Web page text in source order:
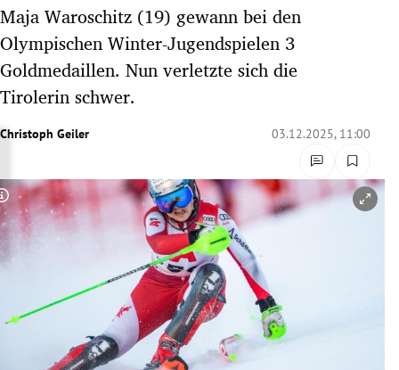
Untermenü
Untermenü
Untermenü
Untermenü
Untermenü
Untermenü
Untermenü
Maja Waroschitz (19) gewann bei den
Olympischen Winter-Jugendspielen 3
Goldmedaillen. Nun verletzte sich die
Tirolerin schwer.
Christoph Geiler 03.12.2025, 11:00
Copyright-Hinweis öffnen/schließen